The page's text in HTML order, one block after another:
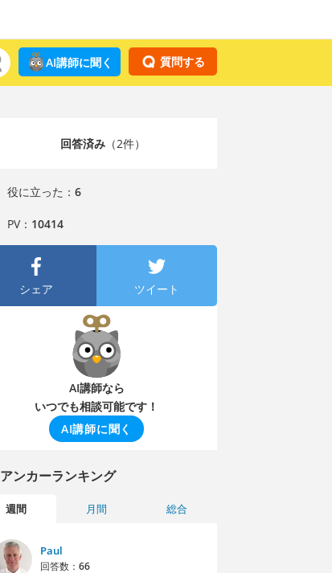
質問する
AI講師に聞く
回答済み（2件）
役に立った： 6
PV： 10414
シェア ツイート
AI講師なら
いつでも相談可能です！
AI講師に聞く
アンカーランキング
週間 月間 総合
Paul
回答数： 66